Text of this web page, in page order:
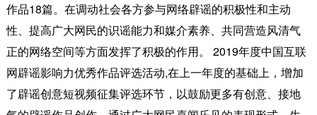
作品18篇。在调动社会各方参与网络辟谣的积极性和主动
性、提高广大网民的识谣能力和媒介素养、共同营造风清气
正的网络空间等方面发挥了积极的作用。 2019年度中国互联
网辟谣影响力优秀作品评选活动,在上一年度的基础上，增加
了辟谣创意短视频征集评选环节，以鼓励更多有创意、接地